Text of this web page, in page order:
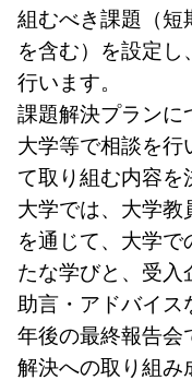
組むべき課題（短
を含む）を設定し
行います。
課題解決プランに
大学等で相談を行
て取り組む内容を
大学では、大学教
を通じて、大学
たな学びと、受入
助言・アドバイス
年後の最終報告会
解決への取り組み